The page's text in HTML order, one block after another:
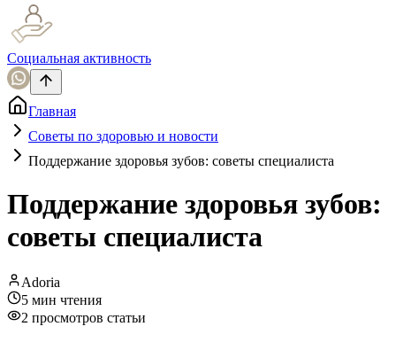
Социальная активность
Главная
Советы по здоровью и новости
Поддержание здоровья зубов: советы специалиста
Поддержание здоровья зубов:
советы специалиста
Adoria
5 мин чтения
2 просмотров статьи